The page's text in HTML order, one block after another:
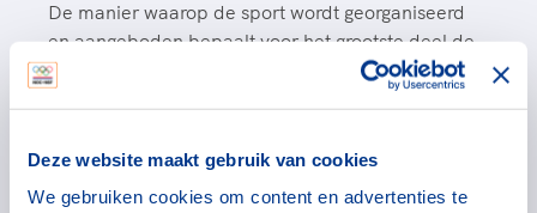
Deze website maakt gebruik van cookies
We gebruiken cookies om content en advertenties te
De manier waarop de sport wordt georganiseerd
en aangeboden bepaalt voor het grootste deel de
mate van plezier die door de sporter beleefd
Clubkadercoaching